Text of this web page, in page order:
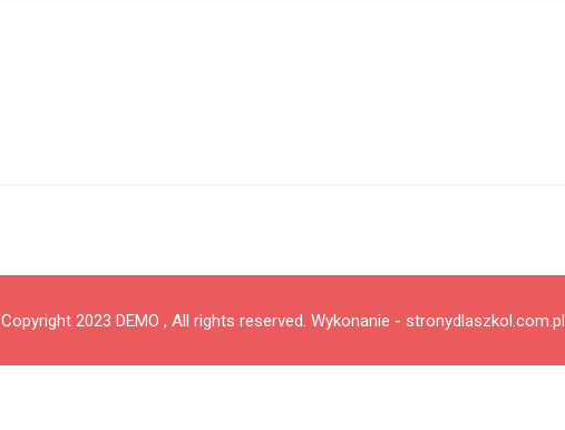
Copyright 2023 DEMO , All rights reserved. Wykonanie - stronydlaszkol.com.pl